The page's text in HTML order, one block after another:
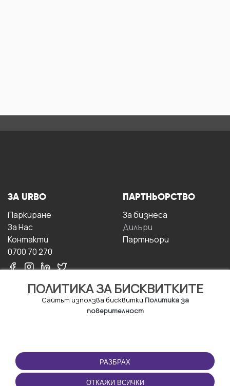
ПОЛИТИКА ЗА БИСКВИТКИТЕ
Сайтът използва бисквитки Политика за
поверителност
РАЗБРАХ
ОТКАЖИ ВСИЧКИ
ЗА URBO
Паркиране
За Hас
Контакти
0700 70 270
ПАРТНЬОРСТВО
За бизнесa
Дилъри
Партньори
ПОЛЗВАНЕ
Правила и условия за
ползване
ПРИЛОЖЕНИЕТО